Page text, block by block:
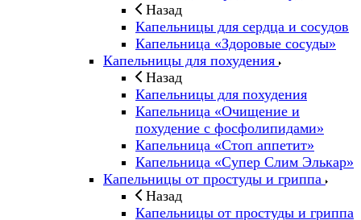
Назад
Капельницы для сердца и сосудов
Капельница «Здоровые сосуды»
Капельницы для похудения
Назад
Капельницы для похудения
Капельница «Очищение и
похудение с фосфолипидами»
Капельница «Стоп аппетит»
Капельница «Супер Слим Элькар»
Капельницы от простуды и гриппа
Назад
Капельницы от простуды и гриппа